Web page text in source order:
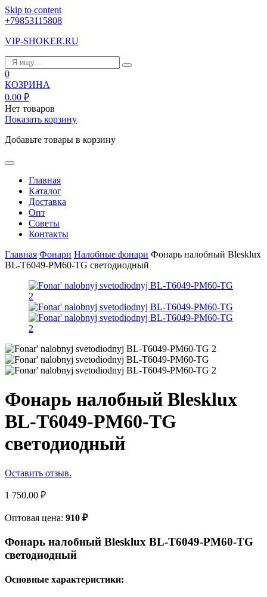
Skip to content
+79853115808
VIP-SHOKER.RU
0
КОЗРИНА
0.00 ₽
Нет товаров
Показать корзину
Добавьте товары в корзину
Главная
Каталог
Доставка
Опт
Советы
Контакты
Главная Фонари Налобные фонари Фонарь налобный Blesklux
BL-T6049-PM60-TG светодиодный
Фонарь налобный Blesklux
BL-T6049-PM60-TG
светодиодный
Оставить отзыв.
1 750.00 ₽
Оптовая цена: 910 ₽
Фонарь налобный Blesklux BL-T6049-PM60-TG
светодиодный
Основные характеристики: